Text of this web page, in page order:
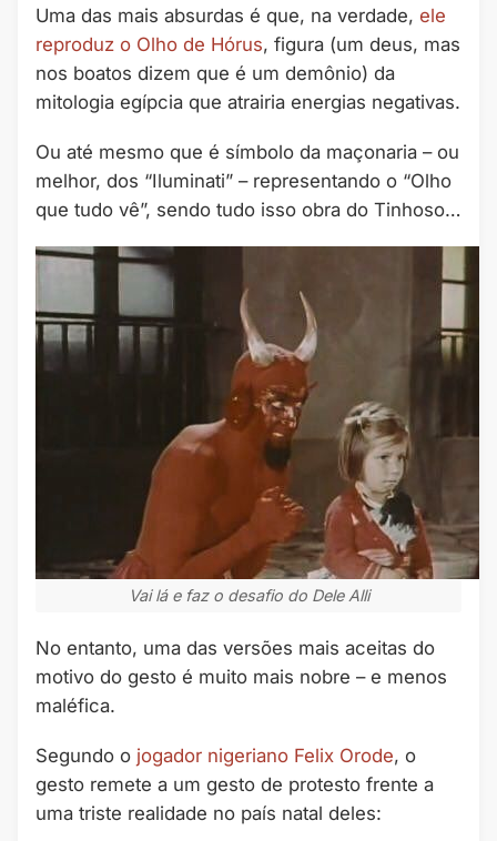
Uma das mais absurdas é que, na verdade, ele
reproduz o Olho de Hórus, figura (um deus, mas
nos boatos dizem que é um demônio) da
mitologia egípcia que atrairia energias negativas.
Ou até mesmo que é símbolo da maçonaria – ou
melhor, dos “Iluminati” – representando o “Olho
que tudo vê”, sendo tudo isso obra do Tinhoso…
Vai lá e faz o desafio do Dele Alli
No entanto, uma das versões mais aceitas do
motivo do gesto é muito mais nobre – e menos
maléfica.
Segundo o jogador nigeriano Felix Orode, o
gesto remete a um gesto de protesto frente a
uma triste realidade no país natal deles: